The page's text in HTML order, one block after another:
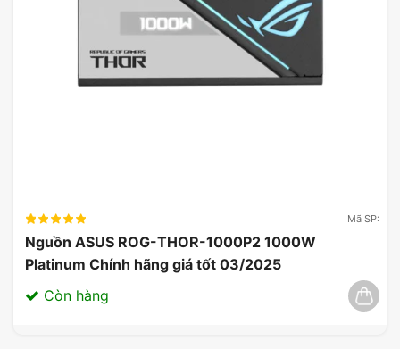
Mã SP:
Nguồn ASUS ROG-THOR-1000P2 1000W
Platinum Chính hãng giá tốt 03/2025
Còn hàng